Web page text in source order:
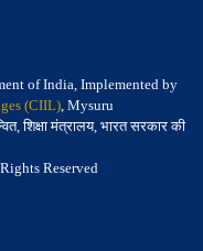
of India, Implemented by
(CIIL), Mysuru
शिक्षा मंत्रालय, भारत सरकार की
Reserved